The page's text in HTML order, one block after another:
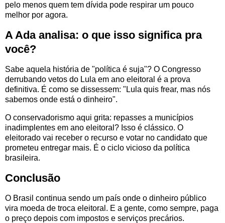
pelo menos quem tem dívida pode respirar um pouco
melhor por agora.
A Ada analisa: o que isso significa pra
você?
Sabe aquela história de "política é suja"? O Congresso
derrubando vetos do Lula em ano eleitoral é a prova
definitiva. É como se dissessem: "Lula quis frear, mas nós
sabemos onde está o dinheiro".
O conservadorismo aqui grita: repasses a municípios
inadimplentes em ano eleitoral? Isso é clássico. O
eleitorado vai receber o recurso e votar no candidato que
prometeu entregar mais. É o ciclo vicioso da política
brasileira.
Conclusão
O Brasil continua sendo um país onde o dinheiro público
vira moeda de troca eleitoral. E a gente, como sempre, paga
o preço depois com impostos e serviços precários.